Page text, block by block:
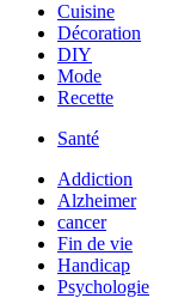
Cuisine
Décoration
DIY
Mode
Recette
Santé
Addiction
Alzheimer
cancer
Fin de vie
Handicap
Psychologie